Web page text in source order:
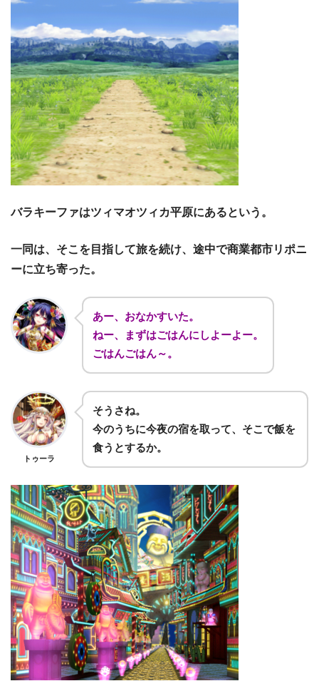
バラキーファはツィマオツィカ平原にあるという。
一同は、そこを目指して旅を続け、途中で商業都市リポニ
ーに立ち寄った。
あー、おなかすいた。
ねー、まずはごはんにしよーよー。
ごはんごはん～。
トゥーラ
そうさね。
今のうちに今夜の宿を取って、そこで飯を
食うとするか。